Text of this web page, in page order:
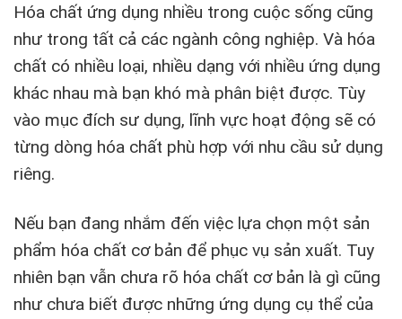
Hóa chất ứng dụng nhiều trong cuộc sống cũng
như trong tất cả các ngành công nghiệp. Và hóa
chất có nhiều loại, nhiều dạng với nhiều ứng dụng
khác nhau mà bạn khó mà phân biệt được. Tùy
vào mục đích sư dụng, lĩnh vực hoạt động sẽ có
từng dòng hóa chất phù hợp với nhu cầu sử dụng
riêng.
Nếu bạn đang nhắm đến việc lựa chọn một sản
phẩm hóa chất cơ bản để phục vụ sản xuất. Tuy
nhiên bạn vẫn chưa rõ hóa chất cơ bản là gì cũng
như chưa biết được những ứng dụng cụ thể của